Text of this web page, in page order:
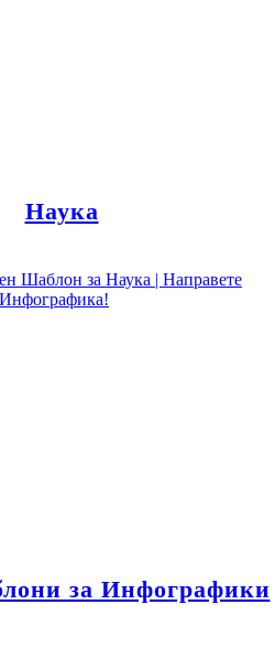
Наука
за Инфографики